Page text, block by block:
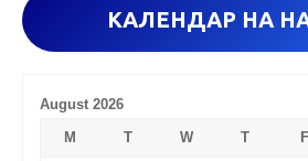
:
КАЛЕНДАР НА
August 2026
M
T W T F